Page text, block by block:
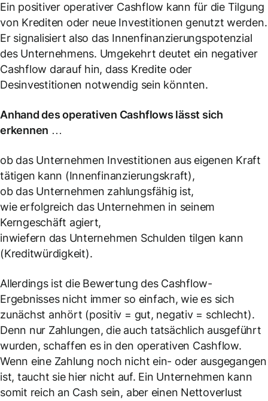
Ein positiver operativer Cashflow kann für die Tilgung
von Krediten oder neue Investitionen genutzt werden.
Er signalisiert also das Innenfinanzierungspotenzial
des Unternehmens. Umgekehrt deutet ein negativer
Cashflow darauf hin, dass Kredite oder
Desinvestitionen notwendig sein könnten.
Anhand des operativen Cashflows lässt sich
erkennen …
ob das Unternehmen Investitionen aus eigenen Kraft
tätigen kann (Innenfinanzierungskraft),
ob das Unternehmen zahlungsfähig ist,
wie erfolgreich das Unternehmen in seinem
Kerngeschäft agiert,
inwiefern das Unternehmen Schulden tilgen kann
(Kreditwürdigkeit).
Allerdings ist die Bewertung des Cashflow-
Ergebnisses nicht immer so einfach, wie es sich
zunächst anhört (positiv = gut, negativ = schlecht).
Denn nur Zahlungen, die auch tatsächlich ausgeführt
wurden, schaffen es in den operativen Cashflow.
Wenn eine Zahlung noch nicht ein- oder ausgegangen
ist, taucht sie hier nicht auf. Ein Unternehmen kann
somit reich an Cash sein, aber einen Nettoverlust